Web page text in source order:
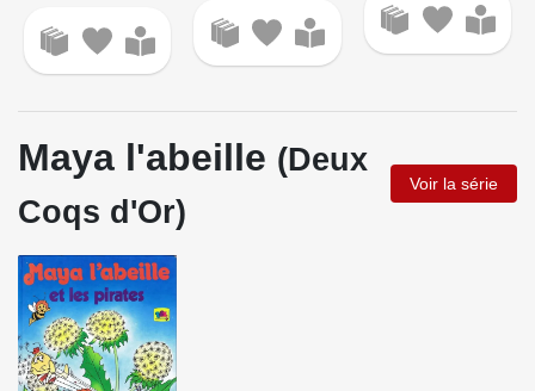
Maya l'abeille (Deux
Coqs d'Or)
Voir la série